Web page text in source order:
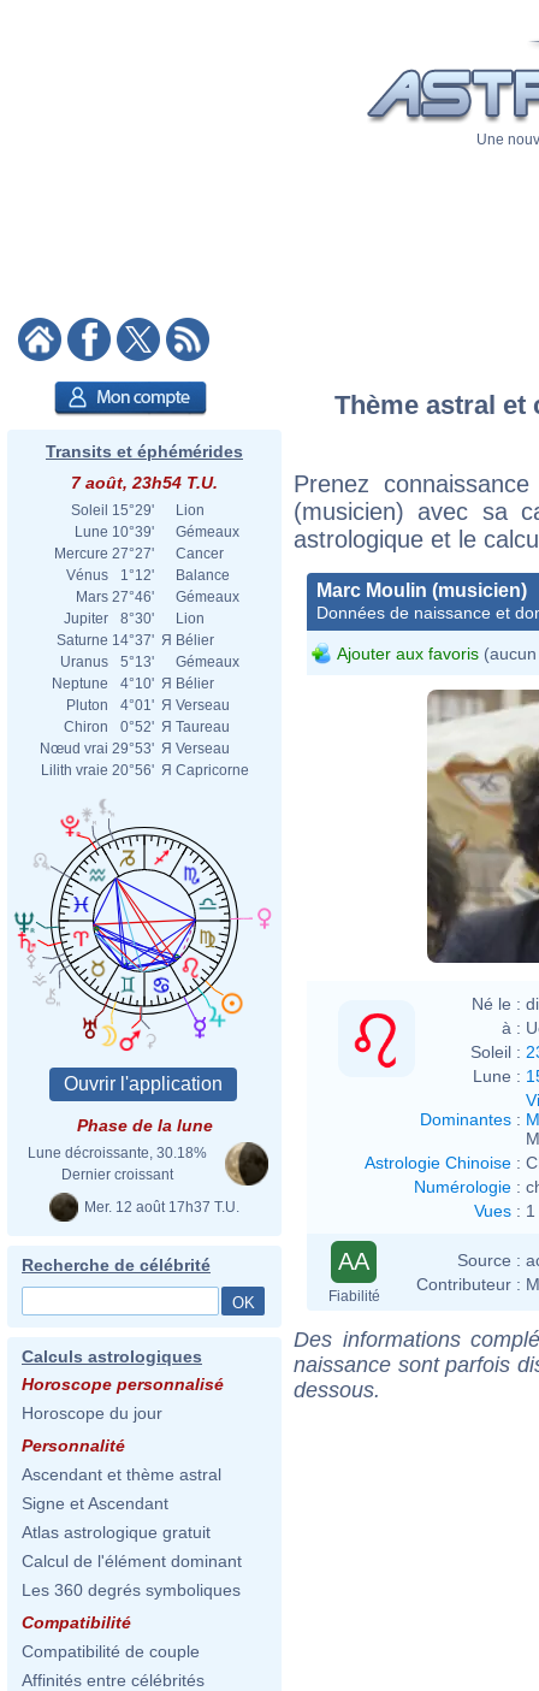
Une
Transits et éphémérides
7 août, 23h54 T.U.
Soleil 15°29'
Lion
Lune 10°39'
Gémeaux
Mercure 27°27'
Cancer
Vénus
1°12'
Balance
Mars 27°46'
Gémeaux
Jupiter
8°30'
Lion
Saturne 14°37' Я Bélier
Uranus
5°13'
Gémeaux
Neptune
4°10' Я Bélier
Pluton
4°01' Я Verseau
Chiron
0°52' Я Taureau
Nœud vrai 29°53' Я Verseau
Lilith vraie 20°56' Я Capricorne
Phase de la lune
Lune décroissante, 30.18%
Dernier croissant
Mer. 12 août 17h37 T.U.
Recherche de célébrité
Calculs astrologiques
Horoscope personnalisé
Horoscope du jour
Personnalité
Ascendant et thème astral
Signe et Ascendant
Atlas astrologique gratuit
Calcul de l'élément dominant
Les 360 degrés symboliques
Compatibilité
Compatibilité de couple
Affinités entre célébrités
Thème astral et
Prenez
(musicien) avec sa
astrologique et le
Marc Moulin (musicien)
Données de naissance et
Ajouter aux favoris
Né le :
à :
Soleil :
Lune :
Dominantes :
Astrologie Chinoise :
Numérologie :
Vues :
AA
Fiabilité
Source :
Contributeur :
Des informations
naissance sont parfois
dessous.